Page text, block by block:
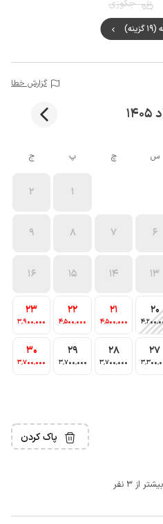
جکوزی
گزارش خطا
س چ پ ج
1
2
6
7
8
9
13
14
15
16
20
21
4٬500٬000
22
4٬500٬000
23
3٬900٬000
27
28
3٬700٬000
29
3٬700٬000
30
3٬700٬000
پاک کردن